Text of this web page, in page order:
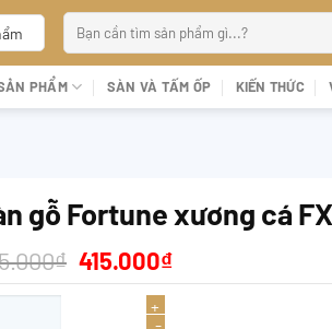
kiếm:
PHẨM SÀN VÀ TẤM ỐP KIẾN THỨC
gỗ Fortune xương cá
₫ Giá
gốc
565.000₫.
415.000₫Giá
hiện
gỗ Fortune xương cá FX98 số lượng